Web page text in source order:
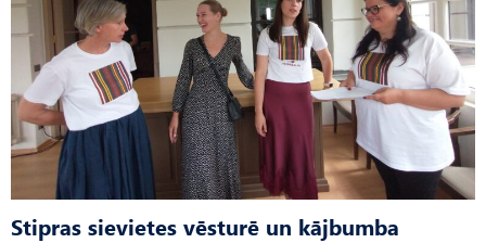
Stipras sievietes vēsturē un kājbumba